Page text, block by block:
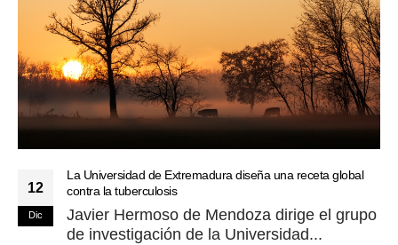
12
Dic
La Universidad de Extremadura diseña una receta global
contra la tuberculosis
Javier Hermoso de Mendoza dirige el grupo
de investigación de la Universidad...